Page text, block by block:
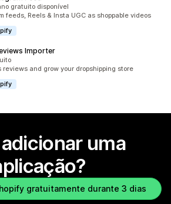
gratuito disponível
feeds, Reels & Insta UGC as shoppable videos
Importer
reviews and grow your dropshipping store
uma
gratuitamente durante 3 dias